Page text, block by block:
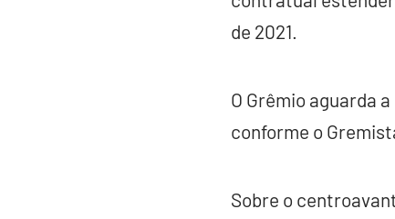
de 2021.
O Grêmio aguarda
conforme o
Sobre o